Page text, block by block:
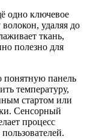
одно ключевое
удаляя до
ткань,
полезно для
понятную панель
температуру,
стартом или
Сенсорный
процесс